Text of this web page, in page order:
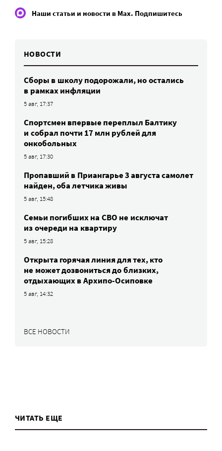
Наши статьи и новости в Max. Подпишитесь
НОВОСТИ
Сборы в школу подорожали, но остались
в рамках инфляции
5 авг, 17:37
Спортсмен впервые переплыл Балтику
и собрал почти 17 млн рублей для
онкобольных
5 авг, 17:30
Пропавший в Приангарье 3 августа самолет
найден, оба летчика живы
5 авг, 15:48
Семьи погибших на СВО не исключат
из очереди на квартиру
5 авг, 15:28
Открыта горячая линия для тех, кто
не может дозвониться до близких,
отдыхающих в Архипо-Осиповке
5 авг, 14:32
ВСЕ НОВОСТИ
ЧИТАТЬ ЕЩЕ